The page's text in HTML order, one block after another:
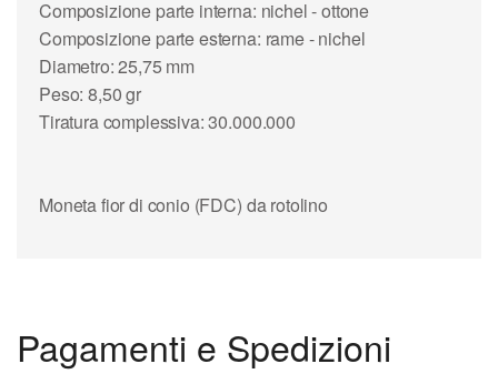
Composizione parte interna: nichel - ottone
Composizione parte esterna: rame - nichel
Diametro: 25,75 mm
Peso: 8,50 gr
Tiratura complessiva: 30.000.000
Moneta fior di conio (FDC) da rotolino
Pagamenti e Spedizioni